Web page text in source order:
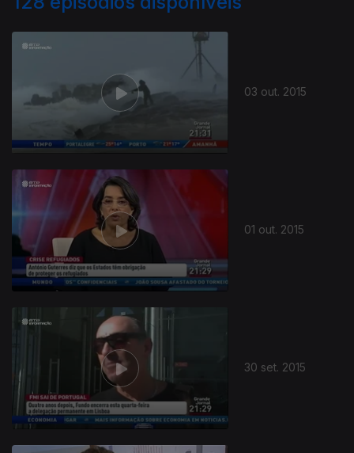
03 out. 2015
01 out. 2015
30 set. 2015